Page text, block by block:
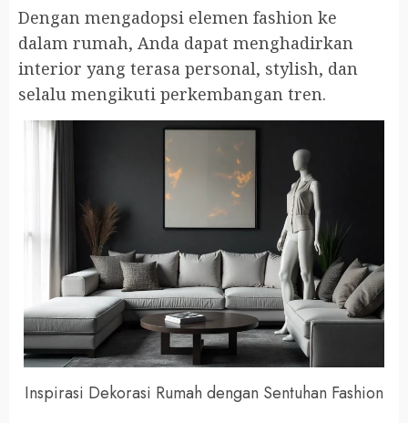
Dengan mengadopsi elemen fashion ke
dalam rumah, Anda dapat menghadirkan
interior yang terasa personal, stylish, dan
selalu mengikuti perkembangan tren.
Inspirasi Dekorasi Rumah dengan Sentuhan Fashion